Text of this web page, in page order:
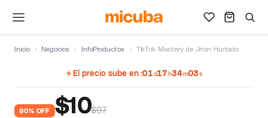
Inicio › Negocios › InfoProductos › TikTok Mastery de Jhon Hurtado
El precio sube en 01d17h34m02s
90% OFF $10$97